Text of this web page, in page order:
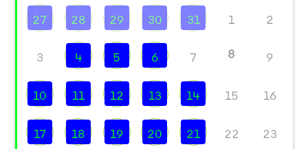
27 28 29 30 31 1 2
3 4 5 6 7 8 9
10 11 12 13 14 15 16
17 18 19 20 21 22 23